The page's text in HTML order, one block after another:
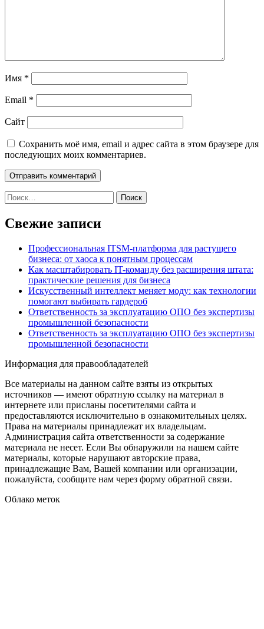
Имя *
Email *
Сайт
Сохранить моё имя, email и адрес сайта в этом браузере для
последующих моих комментариев.
Найти:
Свежие записи
Профессиональная ITSM-платформа для растущего
бизнеса: от хаоса к понятным процессам
Как масштабировать IT-команду без расширения штата:
практические решения для бизнеса
Искусственный интеллект меняет моду: как технологии
помогают выбирать гардероб
Ответственность за эксплуатацию ОПО без экспертизы
промышленной безопасности
Ответственность за эксплуатацию ОПО без экспертизы
промышленной безопасности
Информация для правообладателей
Все материалы на данном сайте взяты из открытых
источников — имеют обратную ссылку на материал в
интернете или присланы посетителями сайта и
предоставляются исключительно в ознакомительных целях.
Права на материалы принадлежат их владельцам.
Администрация сайта ответственности за содержание
материала не несет. Если Вы обнаружили на нашем сайте
материалы, которые нарушают авторские права,
принадлежащие Вам, Вашей компании или организации,
пожалуйста, сообщите нам через форму обратной связи.
Облако меток